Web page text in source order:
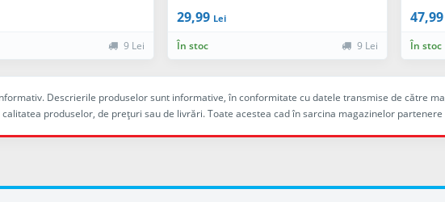
9 Lei
29,99 Lei
În stoc 9 Lei
47,99
În stoc
Descrierile produselor sunt informative, în conformitate cu datele transmise de către
produselor, de preţuri sau de livrări. Toate acestea cad în sarcina magazinelor